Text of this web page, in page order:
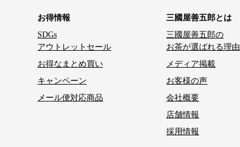
お得情報
SDGs
アウトレットセール
お得なまとめ買い
キャンペーン
メール便対応商品
三國屋善五郎とは
三國屋善五郎の
お茶が選ばれる理由
メディア掲載
お客様の声
会社概要
店舗情報
採用情報